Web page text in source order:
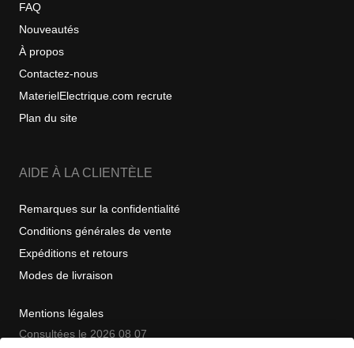
FAQ
Nouveautés
À propos
Contactez-nous
MaterielElectrique.com recrute
Plan du site
AIDE À LA CLIENTÈLE
Remarques sur la confidentialité
Conditions générales de vente
Expéditions et retours
Modes de livraison
Mentions légales
Consultées le 2026 08 07